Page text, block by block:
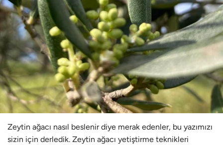
Zeytin ağacı nasıl beslenir diye merak edenler, bu yazımızı
sizin için derledik. Zeytin ağacı yetiştirme teknikleri